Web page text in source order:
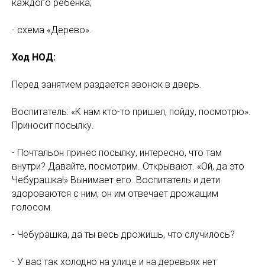
каждого ребенка;
- схема «Дерево».
Ход НОД:
Перед занятием раздается звонок в дверь.
Воспитатель: «К нам кто-то пришел, пойду, посмотрю».
Приносит посылку.
- Почтальон принес посылку, интересно, что там
внутри? Давайте, посмотрим. Открывают. «Ой, да это
Чебурашка!» Вынимает его. Воспитатель и дети
здороваются с ним, он им отвечает дрожащим
голосом.
- Чебурашка, да ты весь дрожишь, что случилось?
- У вас так холодно на улице и на деревьях нет